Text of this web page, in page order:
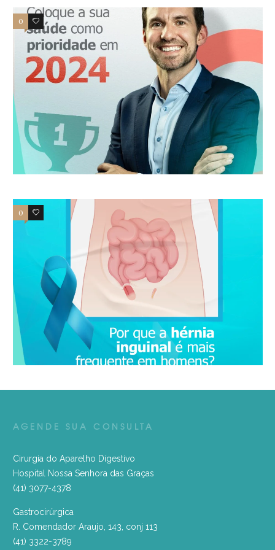
0 0
0 1
AGENDE SUA CONSULTA
Cirurgia do Aparelho Digestivo
Hospital Nossa Senhora das Graças
(41) 3077-4378
Gastrocirúrgica
R. Comendador Araujo, 143, conj 113
(41) 3322-3789